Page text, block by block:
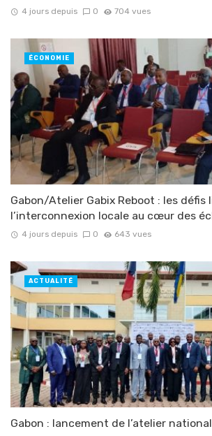
4 jours depuis 0 704 vues
Gabon/Atelier Gabix Reboot : les défis
l’interconnexion locale au cœur des
4 jours depuis 0 643 vues
ÉCONOMIE
Gabon : lancement de l’atelier
ACTUALITÉ